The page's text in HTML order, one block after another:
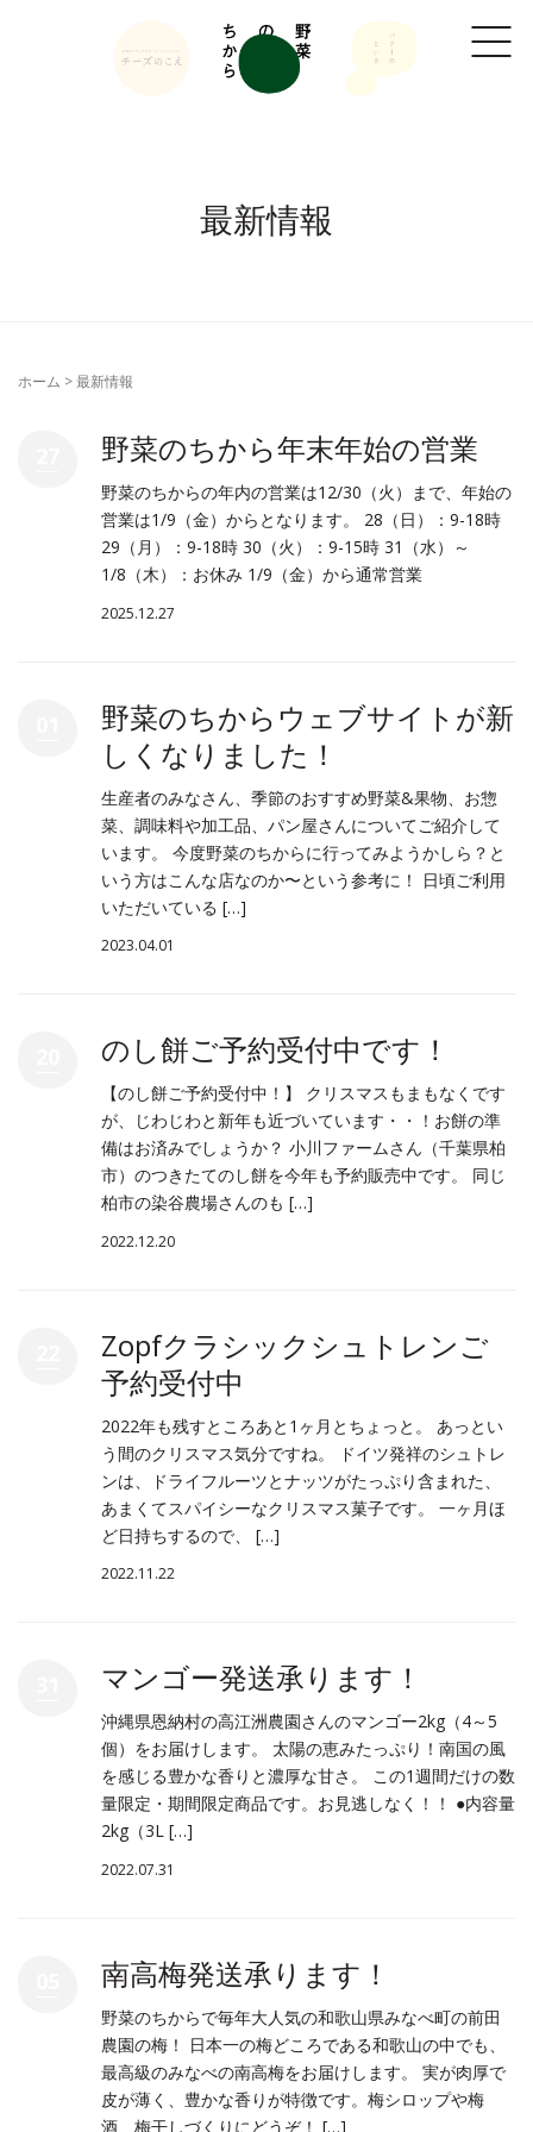
最新情報
ホーム >最新情報
野菜のちから年末年始の営業
野菜のちからの年内の営業は12/30（火）まで、年始の
営業は1/9（金）からとなります。 28（日）：9-18時
29（月）：9-18時 30（火）：9-15時 31（水）～
1/8（木）：お休み 1/9（金）から通常営業
2025.12.27
野菜のちからウェブサイトが新
しくなりました！
生産者のみなさん、季節のおすすめ野菜&果物、お惣
菜、調味料や加工品、パン屋さんについてご紹介して
います。 今度野菜のちからに行ってみようかしら？と
いう方はこんな店なのか〜という参考に！ 日頃ご利用
いただいている […]
2023.04.01
のし餅ご予約受付中です！
【のし餅ご予約受付中！】 クリスマスもまもなくです
が、じわじわと新年も近づいています・・！お餅の準
備はお済みでしょうか？ 小川ファームさん（千葉県柏
市）のつきたてのし餅を今年も予約販売中です。 同じ
柏市の染谷農場さんのも […]
2022.12.20
Zopfクラシックシュトレンご
予約受付中
2022年も残すところあと1ヶ月とちょっと。 あっとい
う間のクリスマス気分ですね。 ドイツ発祥のシュトレ
ンは、ドライフルーツとナッツがたっぷり含まれた、
あまくてスパイシーなクリスマス菓子です。 一ヶ月ほ
ど日持ちするので、 […]
2022.11.22
マンゴー発送承ります！
沖縄県恩納村の高江洲農園さんのマンゴー2kg（4～5
個）をお届けします。 太陽の恵みたっぷり！南国の風
を感じる豊かな香りと濃厚な甘さ。 この1週間だけの数
量限定・期間限定商品です。お見逃しなく！！ ●内容量
2kg（3L […]
2022.07.31
南高梅発送承ります！
野菜のちからで毎年大人気の和歌山県みなべ町の前田
農園の梅！ 日本一の梅どころである和歌山の中でも、
最高級のみなべの南高梅をお届けします。 実が肉厚で
皮が薄く、豊かな香りが特徴です。梅シロップや梅
酒、梅干しづくりにどうぞ！ […]